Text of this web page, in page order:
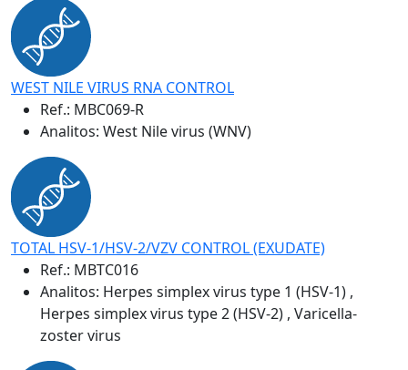
WEST NILE VIRUS RNA CONTROL
Ref.: MBC069-R
Analitos: West Nile virus (WNV)
TOTAL HSV-1/HSV-2/VZV CONTROL (EXUDATE)
Ref.: MBTC016
Analitos: Herpes simplex virus type 1 (HSV-1) ,
Herpes simplex virus type 2 (HSV-2) , Varicella-
zoster virus